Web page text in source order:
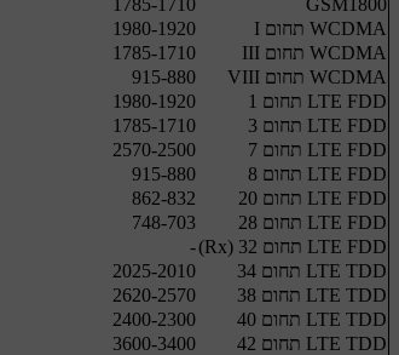
GSM1800
1710‏-1785
WCDMA תחום I
1920‏-1980
WCDMA תחום III
1710‏-1785
WCDMA תחום VIII
880‏-915
LTE FDD תחום 1
1920‏-1980
LTE FDD תחום 3
1710‏-1785
LTE FDD תחום 7
2500‏-2570
LTE FDD תחום 8
880‏-915
LTE FDD תחום 20
832‏-862
LTE FDD תחום 28
703‏-748
LTE FDD תחום 32 (Rx)
-
LTE TDD תחום 34
2010‏-2025
LTE TDD תחום 38
2570‏-‏2620
LTE TDD תחום 40
2300‏-2400
LTE TDD תחום 42
3400‏-3600